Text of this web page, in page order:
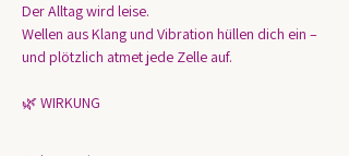
Der Alltag wird leise.
Wellen aus Klang und Vibration hüllen dich ein –
und plötzlich atmet jede Zelle auf.
🌿 WIRKUNG